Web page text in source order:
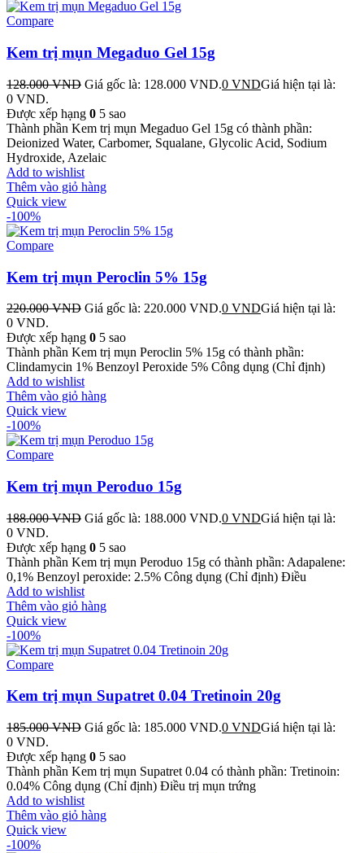
Compare
Kem trị mụn Megaduo Gel 15g
128.000VND Giá gốc là: 128.000 VND.0 VNDGiá hiện tại là:
0 VND.
Được xếp hạng 0 5 sao
Thành phần Kem trị mụn Megaduo Gel 15g có thành phần:
Deionized Water, Carbomer, Squalane, Glycolic Acid, Sodium
Hydroxide, Azelaic
Add to wishlist
Thêm vào giỏ hàng
Quick view
-100%
Compare
Kem trị mụn Peroclin 5% 15g
220.000VND Giá gốc là: 220.000 VND.0 VNDGiá hiện tại là:
0 VND.
Được xếp hạng 0 5 sao
Thành phần Kem trị mụn Peroclin 5% 15g có thành phần:
Clindamycin 1% Benzoyl Peroxide 5% Công dụng (Chỉ định)
Add to wishlist
Thêm vào giỏ hàng
Quick view
-100%
Compare
Kem trị mụn Peroduo 15g
188.000VND Giá gốc là: 188.000 VND.0 VNDGiá hiện tại là:
0 VND.
Được xếp hạng 0 5 sao
Thành phần Kem trị mụn Peroduo 15g có thành phần: Adapalene:
0,1% Benzoyl peroxide: 2.5% Công dụng (Chỉ định) Điều
Add to wishlist
Thêm vào giỏ hàng
Quick view
-100%
Compare
Kem trị mụn Supatret 0.04 Tretinoin 20g
185.000VND Giá gốc là: 185.000 VND.0 VNDGiá hiện tại là:
0 VND.
Được xếp hạng 0 5 sao
Thành phần Kem trị mụn Supatret 0.04 có thành phần: Tretinoin:
0.04% Công dụng (Chỉ định) Điều trị mụn trứng
Add to wishlist
Thêm vào giỏ hàng
Quick view
-100%